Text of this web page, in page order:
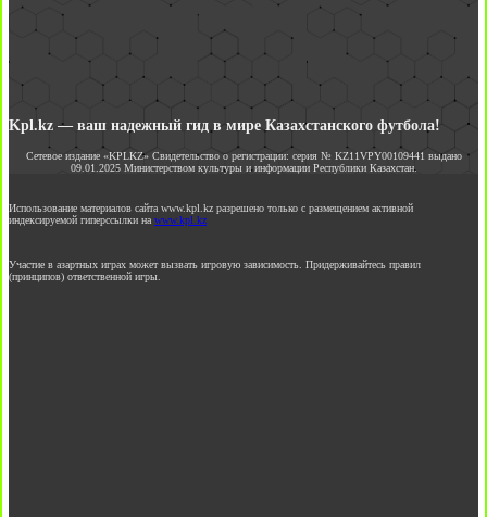
Kpl.kz — ваш надежный гид в мире Казахстанского футбола!
Сетевое издание «KPLKZ» Свидетельство о регистрации: серия № KZ11VPY00109441 выдано
09.01.2025 Министерством культуры и информации Республики Казахстан.
Использование материалов сайта www.kpl.kz разрешено только с размещением активной
индексируемой гиперссылки на www.kpl.kz
Участие в азартных играх может вызвать игровую зависимость. Придерживайтесь правил
(принципов) ответственной игры.